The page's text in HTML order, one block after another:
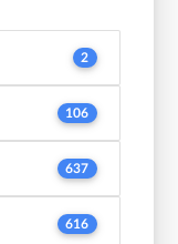
2
106
637
616